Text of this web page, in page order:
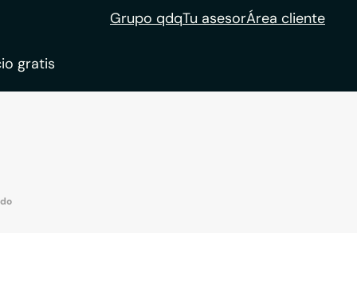
Grupo qdqTu asesorÁrea cliente
gratis